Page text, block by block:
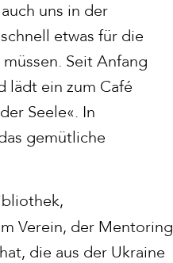
uns in der
etwas für die
Seit Anfang
lädt ein zum Café
Seele«. In
gemütliche
Verein, der Mentoring
die aus der Ukraine